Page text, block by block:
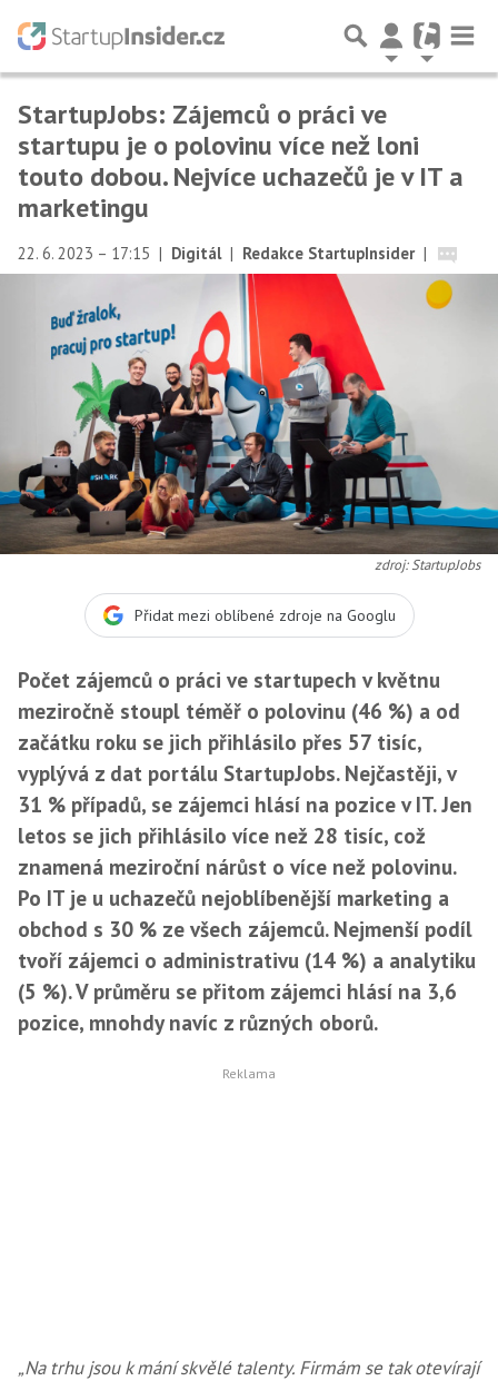
StartupJobs: Zájemců o práci ve
startupu je o polovinu více než loni
touto dobou. Nejvíce uchazečů je v IT a
marketingu
22. 6. 2023 – 17:15 | Digitál | Redakce StartupInsider |
zdroj: StartupJobs
Přidat mezi oblíbené zdroje na Googlu
Počet zájemců o práci ve startupech v květnu
meziročně stoupl téměř o polovinu (46 %) a od
začátku roku se jich přihlásilo přes 57 tisíc,
vyplývá z dat portálu StartupJobs. Nejčastěji, v
31 % případů, se zájemci hlásí na pozice v IT. Jen
letos se jich přihlásilo více než 28 tisíc, což
znamená meziroční nárůst o více než polovinu.
Po IT je u uchazečů nejoblíbenější marketing a
obchod s 30 % ze všech zájemců. Nejmenší podíl
tvoří zájemci o administrativu (14 %) a analytiku
(5 %). V průměru se přitom zájemci hlásí na 3,6
pozice, mnohdy navíc z různých oborů.
„Na trhu jsou k mání skvělé talenty. Firmám se tak otevírají